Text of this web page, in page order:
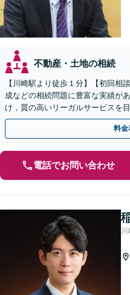
不動産・土地の相続
【川崎駅より徒歩１分】【初回相
成などの相続問題に豊富な実績が
け，質の高いリーガルサービスを
料金
電話でお問い合わせ